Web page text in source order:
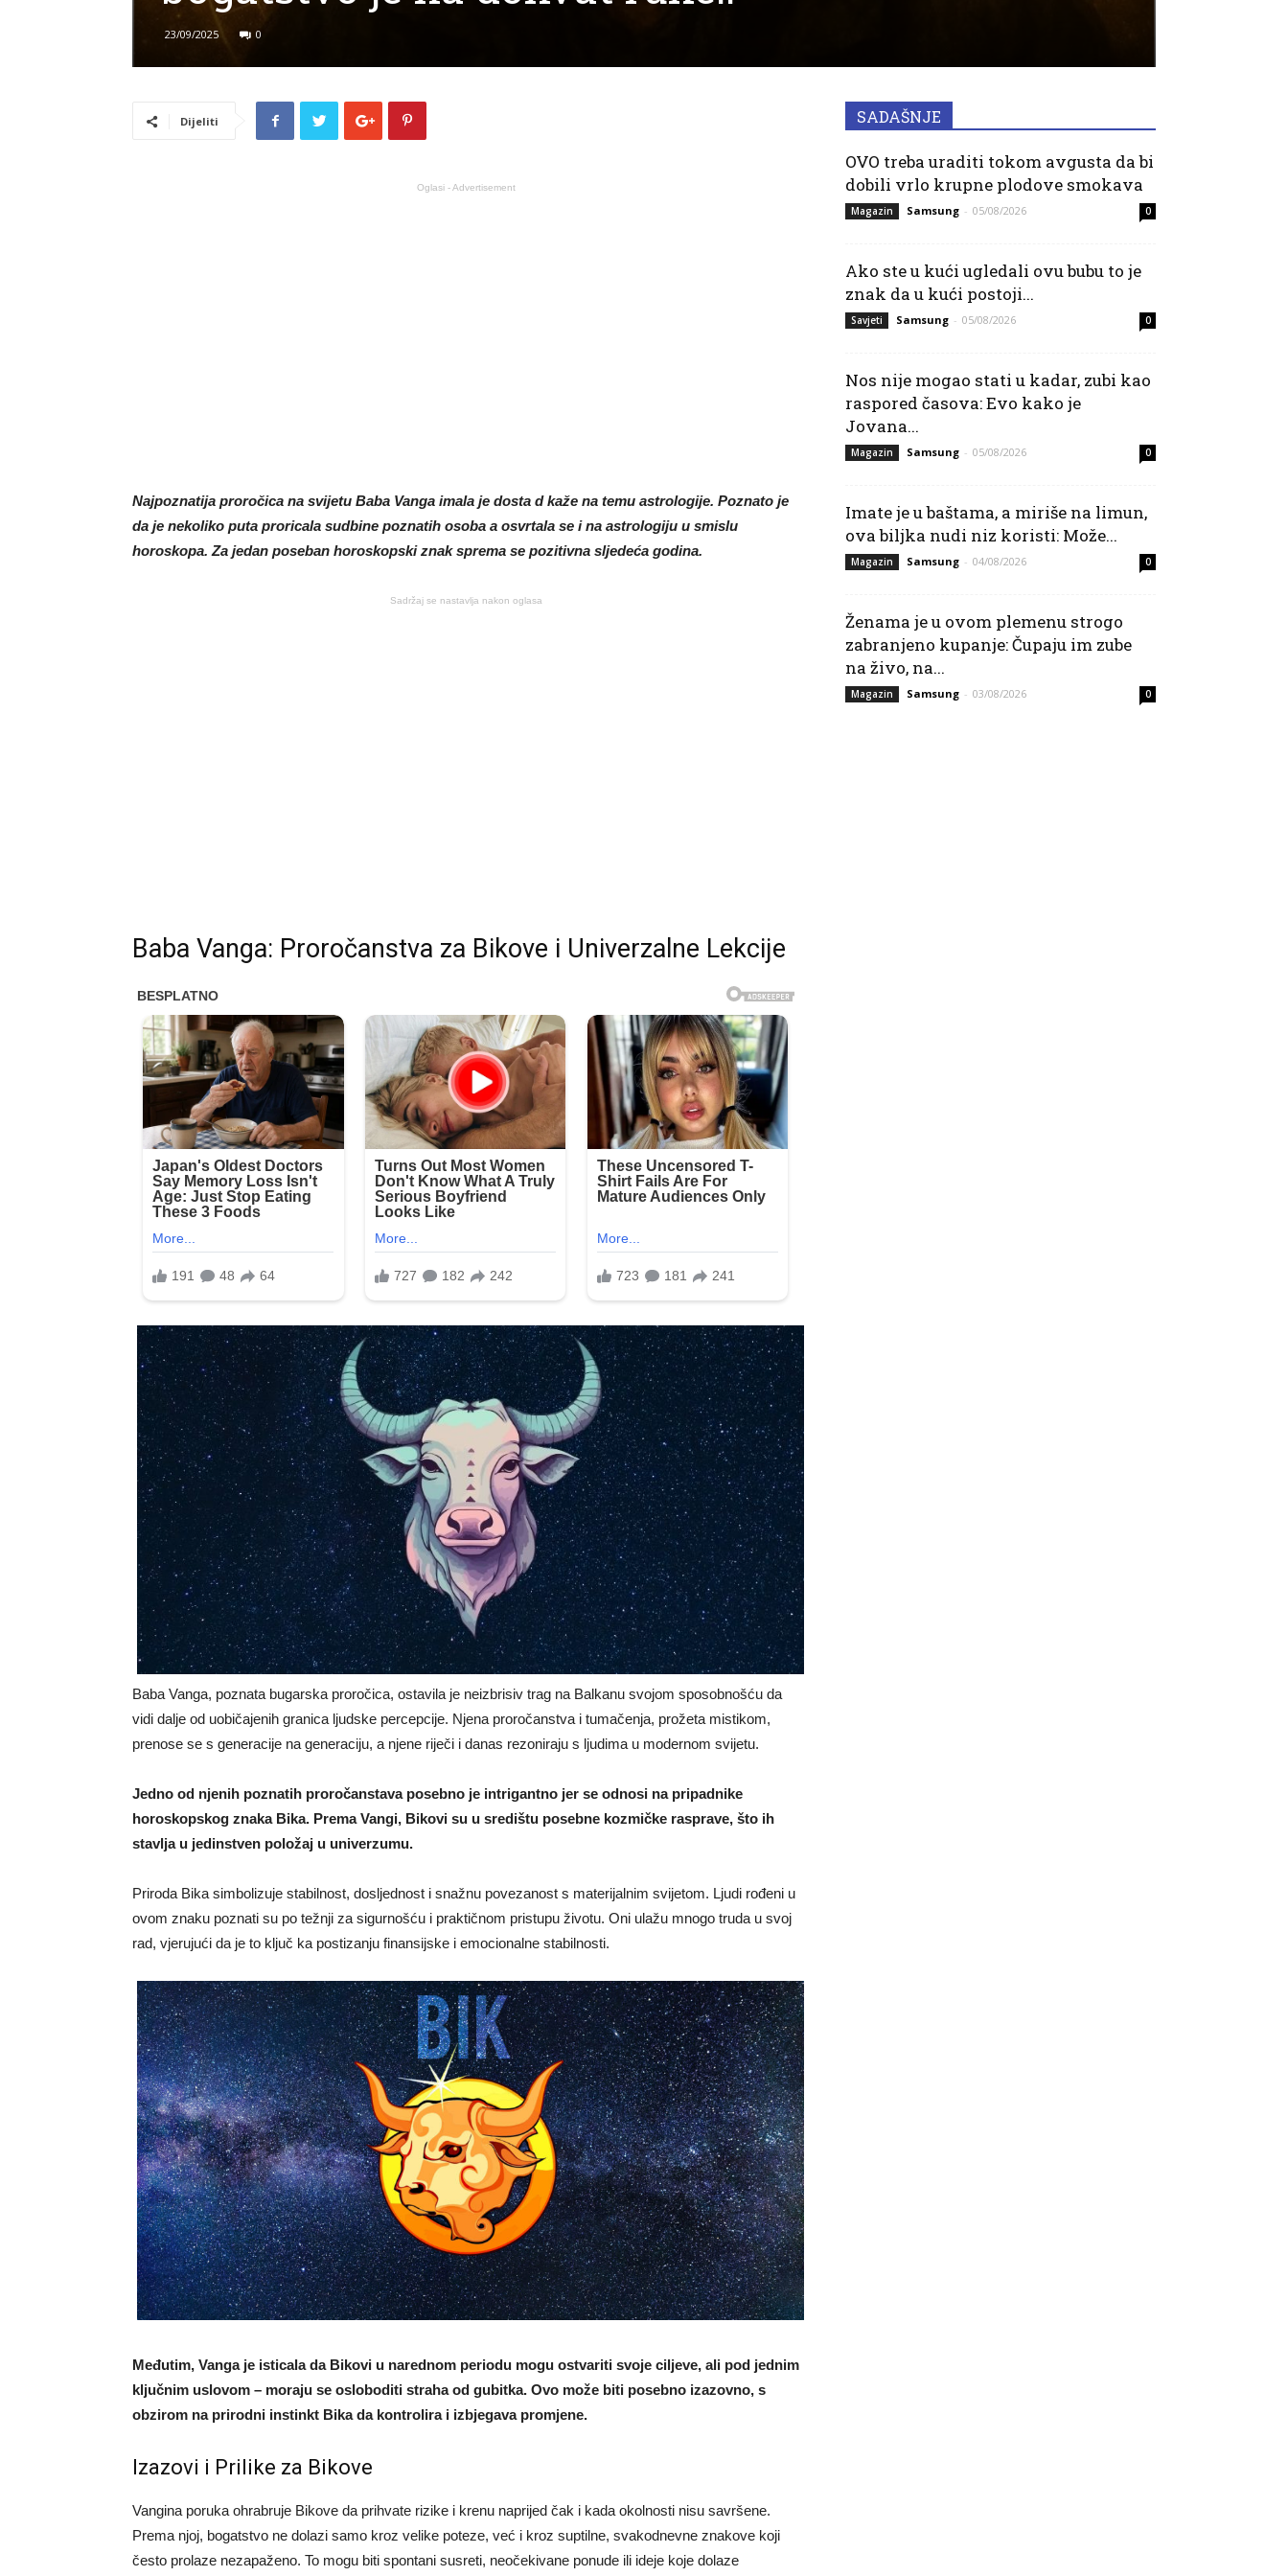
23/09/2025 0
Dijeliti
Oglasi - Advertisement
Najpoznatija proročica na svijetu Baba Vanga imala je dosta d kaže na temu astrologije. Poznato je
da je nekoliko puta proricala sudbine poznatih osoba a osvrtala se i na astrologiju u smislu
horoskopa. Za jedan poseban horoskopski znak sprema se pozitivna sljedeća godina.
Sadržaj se nastavlja nakon oglasa
Baba Vanga: Proročanstva za Bikove i Univerzalne Lekcije
Baba Vanga, poznata bugarska proročica, ostavila je neizbrisiv trag na Balkanu svojom sposobnošću da
vidi dalje od uobičajenih granica ljudske percepcije. Njena proročanstva i tumačenja, prožeta mistikom,
prenose se s generacije na generaciju, a njene riječi i danas rezoniraju s ljudima u modernom svijetu.
Jedno od njenih poznatih proročanstava posebno je intrigantno jer se odnosi na pripadnike
horoskopskog znaka Bika. Prema Vangi, Bikovi su u središtu posebne kozmičke rasprave, što ih
stavlja u jedinstven položaj u univerzumu.
Priroda Bika simbolizuje stabilnost, dosljednost i snažnu povezanost s materijalnim svijetom. Ljudi rođeni u
ovom znaku poznati su po težnji za sigurnošću i praktičnom pristupu životu. Oni ulažu mnogo truda u svoj
rad, vjerujući da je to ključ ka postizanju finansijske i emocionalne stabilnosti.
Međutim, Vanga je isticala da Bikovi u narednom periodu mogu ostvariti svoje ciljeve, ali pod jednim
ključnim uslovom – moraju se osloboditi straha od gubitka. Ovo može biti posebno izazovno, s
obzirom na prirodni instinkt Bika da kontrolira i izbjegava promjene.
Izazovi i Prilike za Bikove
Vangina poruka ohrabruje Bikove da prihvate rizike i krenu naprijed čak i kada okolnosti nisu savršene.
Prema njoj, bogatstvo ne dolazi samo kroz velike poteze, već i kroz suptilne, svakodnevne znakove koji
često prolaze nezapaženo. To mogu biti spontani susreti, neočekivane ponude ili ideje koje dolaze
SADAŠNJE
OVO treba uraditi tokom avgusta da bi
dobili vrlo krupne plodove smokava
Magazin Samsung - 05/08/2026 0
Ako ste u kući ugledali ovu bubu to je
znak da u kući postoji...
Savjeti Samsung - 05/08/2026 0
Nos nije mogao stati u kadar, zubi kao
raspored časova: Evo kako je
Jovana...
Magazin Samsung - 05/08/2026 0
Imate je u baštama, a miriše na limun,
ova biljka nudi niz koristi: Može...
Magazin Samsung - 04/08/2026 0
Ženama je u ovom plemenu strogo
zabranjeno kupanje: Čupaju im zube
na živo, na...
Magazin Samsung - 03/08/2026 0